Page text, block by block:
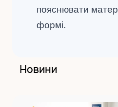
пояснювати
формі.
Новини